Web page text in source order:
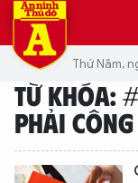
Thứ Năm,
TỪ KHÓA:
PHẢI